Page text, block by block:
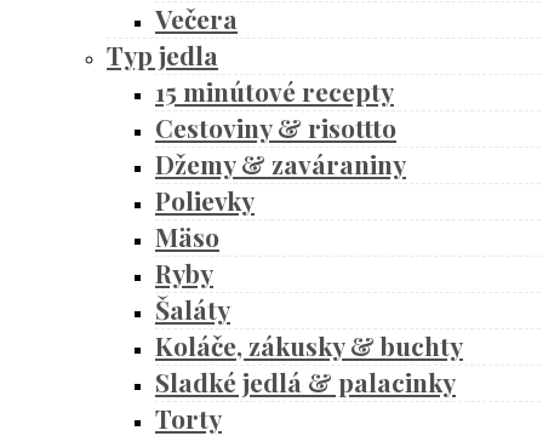
Večera
Typ jedla
15 minútové recepty
Cestoviny & risottto
Džemy & zaváraniny
Polievky
Mäso
Ryby
Šaláty
Koláče, zákusky & buchty
Sladké jedlá & palacinky
Torty